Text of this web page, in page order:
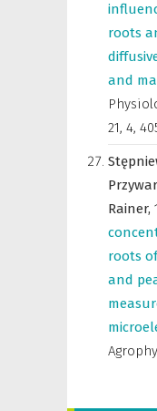
roots
and
21, 4,
Rainer,
roots
and